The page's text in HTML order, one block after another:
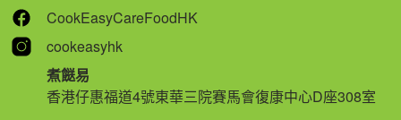
CookEasyCareFoodHK
cookeasyhk
煮餸易
香港仔惠福道4號東華三院賽馬會復康中心D座308室